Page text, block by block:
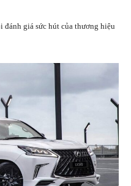
giá sức hút của thương hiệu